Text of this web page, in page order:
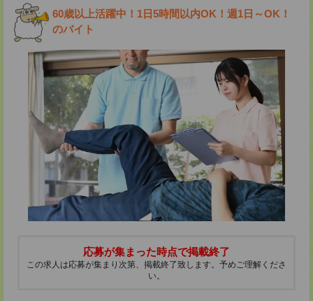
60歳以上活躍中！1日5時間以内OK！週1日～OK！
のバイト
応募が集まった時点で掲載終了
この求人は応募が集まり次第、掲載終了致します。予めご理解くださ
い。